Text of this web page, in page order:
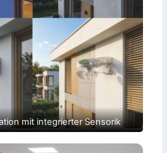
mit integrierter Sensorik